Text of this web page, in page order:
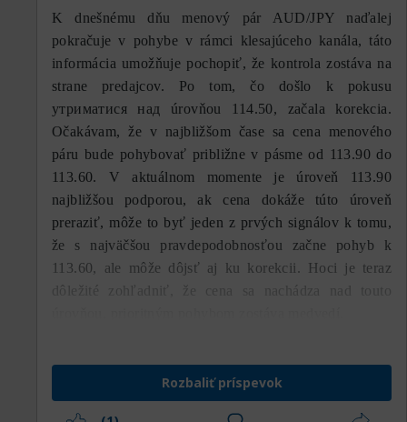
K dnešnému dňu menový pár AUD/JPY naďalej
pokračuje v pohybe v rámci klesajúceho kanála, táto
informácia umožňuje pochopiť, že kontrola zostáva na
strane predajcov. Po tom, čo došlo k pokusu
утриматися над úrovňou 114.50, začala korekcia.
Očakávam, že v najbližšom čase sa cena menového
páru bude pohybovať približne v pásme od 113.90 do
113.60. V aktuálnom momente je úroveň 113.90
najbližšou podporou, ak cena dokáže túto úroveň
preraziť, môže to byť jeden z prvých signálov k tomu,
že s najväčšou pravdepodobnosťou začne pohyb k
113.60, ale môže dôjsť aj ku korekcii. Hoci je teraz
dôležité zohľadniť, že cena sa nachádza nad touto
Rozbaliť príspevok